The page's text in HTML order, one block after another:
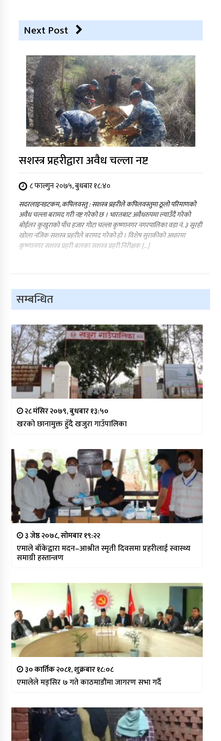
Next Post
सशस्त्र प्रहरीद्वारा अवैध चल्ला नष्ट
८ फाल्गुन २०७५, बुधबार १८:४०
सदरलाइनडटकम, कपिलवस्तु : सशस्त्र प्रहरीले कपिलवस्तुमा ठूलो परिमाणको
अवैध चल्ला बरामद गरी नष्ट गरेको छ । भारतबाट अवैधरुपमा ल्याउँदै गरेको
बोईलर कुखुराको पाँच हजार गोटा चल्ला कृष्णानगर नगरपालिका वडा नं. ३ सूरही
खोला नजिक सशस्त्र प्रहरीले बरामद गरेको हो । विशेष सुराकीको अधारमा
कृष्णानगर सशस्त्र प्रहरी बलका सशस्त्र प्रहरी निरीक्षक […]
सम्बन्धित
२८ मंसिर २०७९, बुधबार १३:५०
खरको छानामुक्त हुँदै खजुरा गाउँपालिका
३ जेष्ठ २०७८, सोमबार १९:२२
एमाले बाँकेद्वारा मदन–आश्रीत स्मृती दिवसमा प्रहरीलाई स्वास्थ्य
समाग्री हस्तान्त्रण
३० कार्तिक २०८१, शुक्रबार १८:०८
एमालेले मङ्सिर ७ गते काठमाडौंमा जागरण सभा गर्दै